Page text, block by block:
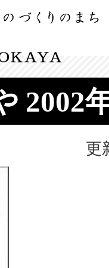
2002
更